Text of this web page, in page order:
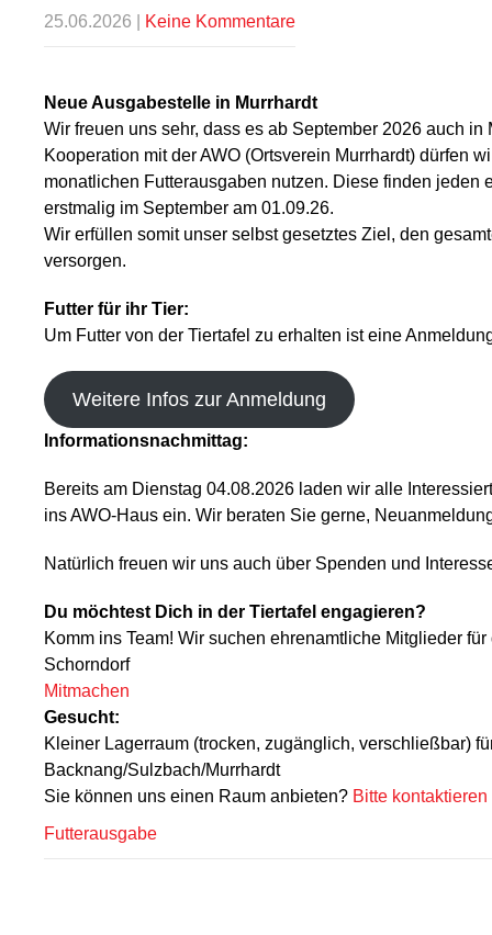
25.06.2026 Keine Kommentare
Neue Ausgabestelle in Murrhardt
Wir freuen uns sehr, dass es ab September 2026 auch
Kooperation mit der AWO (Ortsverein Murrhardt) dürfen
monatlichen Futterausgaben nutzen. Diese finden jeden
erstmalig im September am 01.09.26.
Wir erfüllen somit unser selbst gesetztes Ziel, den
versorgen.
Futter für ihr Tier:
Um Futter von der Tiertafel zu erhalten ist eine
Weitere Infos zur Anmeldung
Informationsnachmittag:
Bereits am Dienstag 04.08.2026 laden wir alle
ins AWO-Haus ein. Wir beraten Sie gerne,
Natürlich freuen wir uns auch über Spenden und
Du möchtest Dich in der Tiertafel engagieren?
Komm ins Team! Wir suchen ehrenamtliche Mitglieder
Schorndorf
Mitmachen
Gesucht:
Kleiner Lagerraum (trocken, zugänglich, verschließbar)
Backnang/Sulzbach/Murrhardt
Sie können uns einen Raum anbieten? Bitte
Futterausgabe